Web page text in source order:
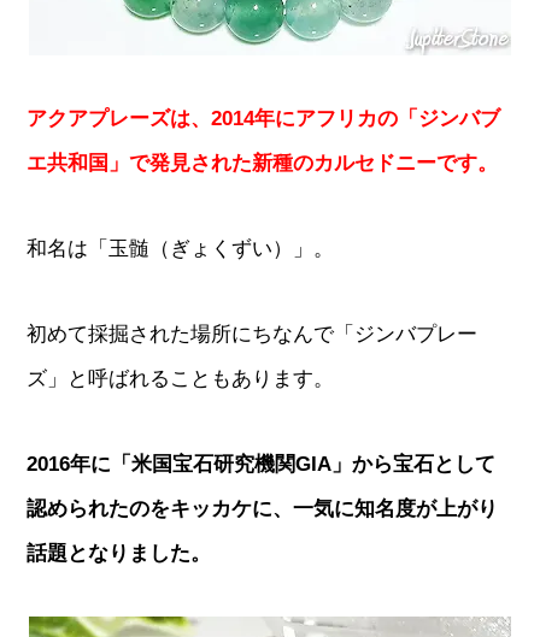
アクアプレーズは、2014年にアフリカの「ジンバブ
エ共和国」で発見された新種のカルセドニーです。
和名は「玉髄（ぎょくずい）」。
初めて採掘された場所にちなんで「ジンバプレー
ズ」と呼ばれることもあります。
2016年に「米国宝石研究機関GIA」から宝石として
認められたのをキッカケに、一気に知名度が上がり
話題となりました。